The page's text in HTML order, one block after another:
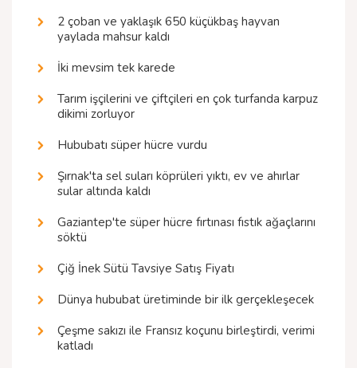
2 çoban ve yaklaşık 650 küçükbaş hayvan
yaylada mahsur kaldı
İki mevsim tek karede
Tarım işçilerini ve çiftçileri en çok turfanda karpuz
dikimi zorluyor
Hububatı süper hücre vurdu
Şırnak'ta sel suları köprüleri yıktı, ev ve ahırlar
sular altında kaldı
Gaziantep'te süper hücre fırtınası fıstık ağaçlarını
söktü
Çiğ İnek Sütü Tavsiye Satış Fiyatı
Dünya hububat üretiminde bir ilk gerçekleşecek
Çeşme sakızı ile Fransız koçunu birleştirdi, verimi
katladı